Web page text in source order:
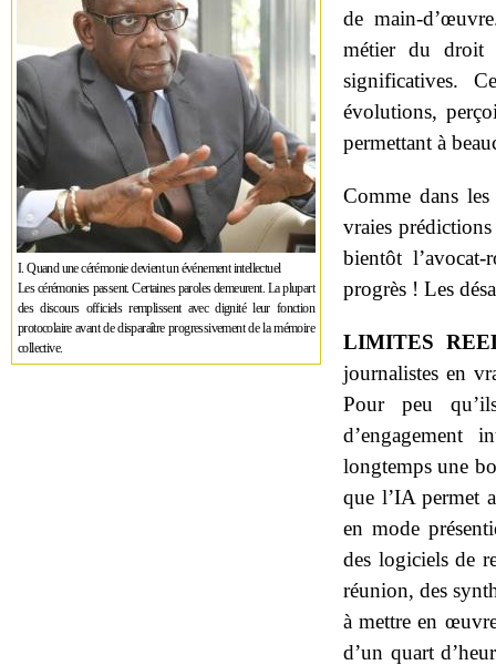
I. Quand une cérémonie devient un événement intellectuel
Les cérémonies passent. Certaines paroles demeurent. La plupart
des discours officiels remplissent avec dignité leur fonction
protocolaire avant de disparaître progressivement de la mémoire
collective.
de main-
métier du droit
significatives.
évolutions,
permettant à
Comme dans les
vraies
bientôt
progrès ! Les
LIMITES
journalistes en
Pour peu
d’engagement
longtemps une
que l’IA permet
en mode
des logiciels de
réunion, des
à mettre en
d’un quart